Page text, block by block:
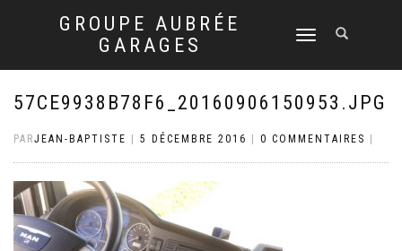
GROUPE AUBRÉE
GARAGES
DÉPLIER
NAVIGATION
57CE9938B78F6_20160906150953.JPG
PARJEAN-BAPTISTE 5 DÉCEMBRE 2016 0 COMMENTAIRES